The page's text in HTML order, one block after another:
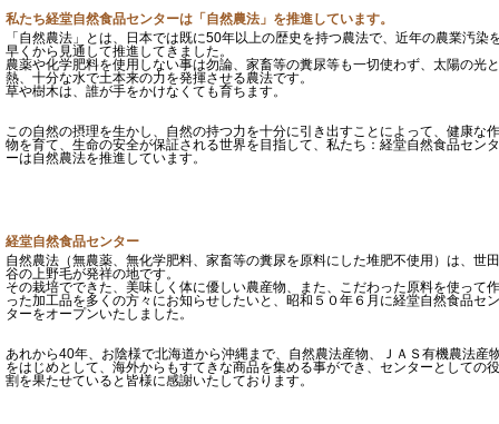
私たち経堂自然食品センターは「自然農法」を推進しています。
「自然農法」とは、日本では既に50年以上の歴史を持つ農法で、近年の農業汚染
早くから見通して推進してきました。
農薬や化学肥料を使用しない事は勿論、家畜等の糞尿等も一切使わず、太陽の光と
熱、十分な水で土本来の力を発揮させる農法です。
草や樹木は、誰が手をかけなくても育ちます。
この自然の摂理を生かし、自然の持つ力を十分に引き出すことによって、健康な作
物を育て、生命の安全が保証される世界を目指して、私たち：経堂自然食品センタ
ーは自然農法を推進しています。
経堂自然食品センター
自然農法（無農薬、無化学肥料、家畜等の糞尿を原料にした堆肥不使用）は、世田
谷の上野毛が発祥の地です。
その栽培でできた、美味しく体に優しい農産物、また、こだわった原料を使って作
った加工品を多くの方々にお知らせしたいと、昭和５０年６月に経堂自然食品セン
ターをオープンいたしました。
あれから40年、お陰様で北海道から沖縄まで、自然農法産物、ＪＡＳ有機農法産
をはじめとして、海外からもすてきな商品を集める事ができ、センターとしての役
割を果たせていると皆様に感謝いたしております。